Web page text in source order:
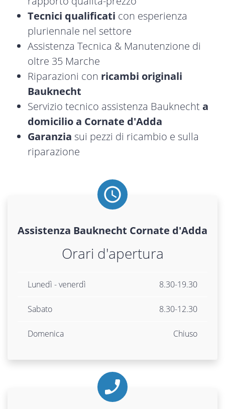
Tecnici qualificati con esperienza
pluriennale nel settore
Assistenza Tecnica & Manutenzione di
oltre 35 Marche
Riparazioni con ricambi originali
Bauknecht
Servizio tecnico assistenza Bauknechta
domicilio a Cornate d'Adda
Garanzia sui pezzi di ricambio e sulla
riparazione
Assistenza Bauknecht Cornate d'Adda
Orari d'apertura
Lunedì - venerdì 8.30-19.30
Sabato 8.30-12.30
Domenica Chiuso